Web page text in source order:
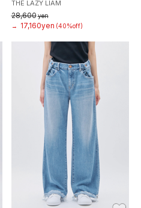
THE LAZY LIAM
28,600yen
→
17,160yen (40%off)